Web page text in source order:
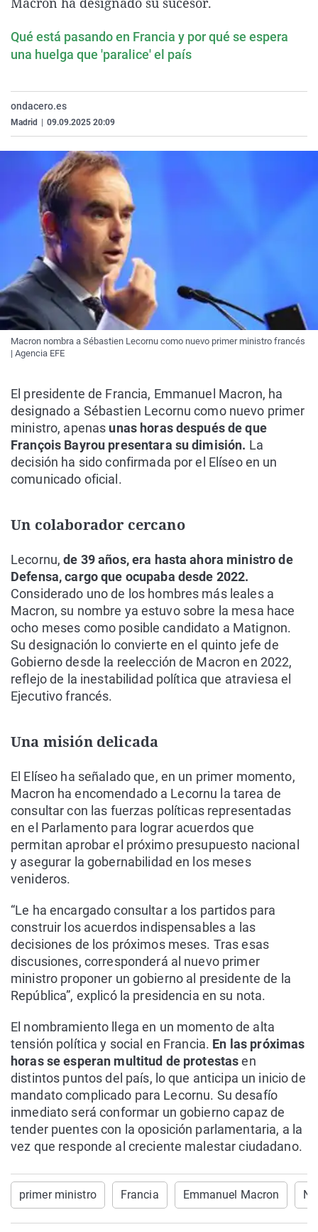
La rosa de los vientos
Gente viajera
Caso
Retornados
Extremadura
Galicia
Virales
Televisión
Qué está pasando en Francia y por qué se espera
una huelga que 'paralice' el país
ondacero.es
Madrid 09.09.2025 20:09
Macron nombra a Sébastien Lecornu como nuevo primer ministro francés
| Agencia EFE
El presidente de Francia, Emmanuel Macron, ha
designado a Sébastien Lecornu como nuevo primer
ministro, apenas unas horas después de que
François Bayrou presentara su dimisión. La
decisión ha sido confirmada por el Elíseo en un
comunicado oficial.
Un colaborador cercano
Lecornu, de 39 años, era hasta ahora ministro de
Defensa, cargo que ocupaba desde 2022.
Considerado uno de los hombres más leales a
Macron, su nombre ya estuvo sobre la mesa hace
ocho meses como posible candidato a Matignon.
Su designación lo convierte en el quinto jefe de
Gobierno desde la reelección de Macron en 2022,
reflejo de la inestabilidad política que atraviesa el
Ejecutivo francés.
Una misión delicada
El Elíseo ha señalado que, en un primer momento,
Macron ha encomendado a Lecornu la tarea de
consultar con las fuerzas políticas representadas
en el Parlamento para lograr acuerdos que
permitan aprobar el próximo presupuesto nacional
y asegurar la gobernabilidad en los meses
venideros.
“Le ha encargado consultar a los partidos para
construir los acuerdos indispensables a las
decisiones de los próximos meses. Tras esas
discusiones, corresponderá al nuevo primer
ministro proponer un gobierno al presidente de la
República”, explicó la presidencia en su nota.
El nombramiento llega en un momento de alta
tensión política y social en Francia. En las próximas
horas se esperan multitud de protestasen
distintos puntos del país, lo que anticipa un inicio de
mandato complicado para Lecornu. Su desafío
inmediato será conformar un gobierno capaz de
tender puentes con la oposición parlamentaria, a la
vez que responde al creciente malestar ciudadano.
primer ministro Francia Emmanuel Macron